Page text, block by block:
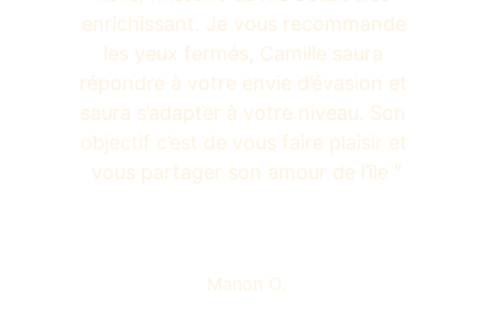
enrichissant. Je vous recommande
les yeux fermés, Camille saura
répondre à votre envie d’évasion et
saura s’adapter à votre niveau. Son
objectif c’est de vous faire plaisir et
vous partager son amour de l’île "
Manon O.